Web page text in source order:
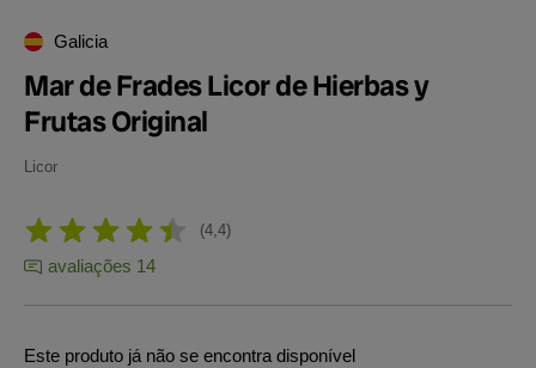
Galicia
Mar de Frades Licor de Hierbas y
Frutas Original
Licor
4,4
avaliações 14
Este produto já não se encontra disponível